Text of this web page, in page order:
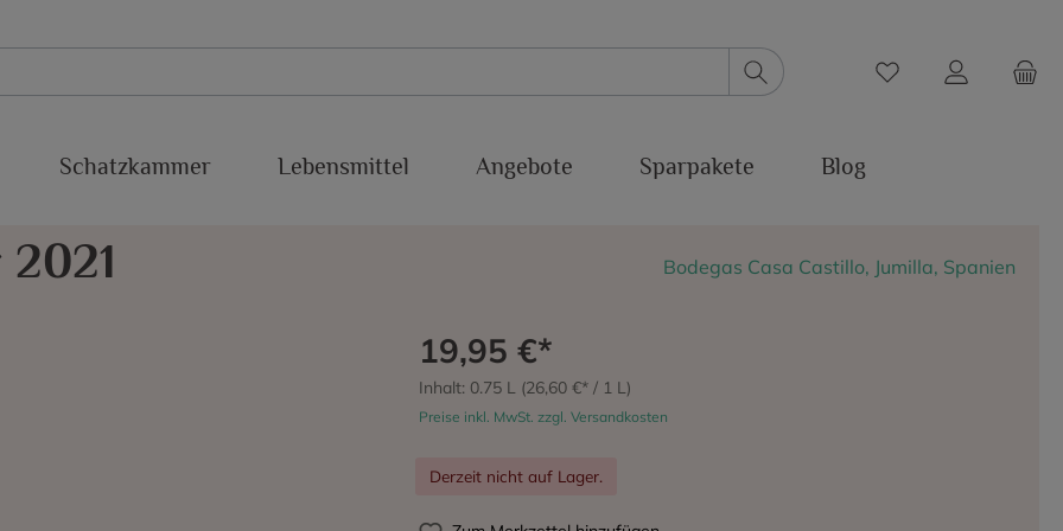
Schatzkammer Lebensmittel Angebote Sparpakete Blog
Garnacha Blanca
Bodegas Casa Castillo, Jumilla, Spanien
19,95 €*
Inhalt: 0.75 L (26,60 €* / 1 L)
Preise inkl. MwSt. zzgl. Versandkosten
Derzeit nicht auf Lager.